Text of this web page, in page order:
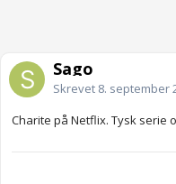
Sago
Skrevet 8. september
Charite på Netflix. Tysk serie